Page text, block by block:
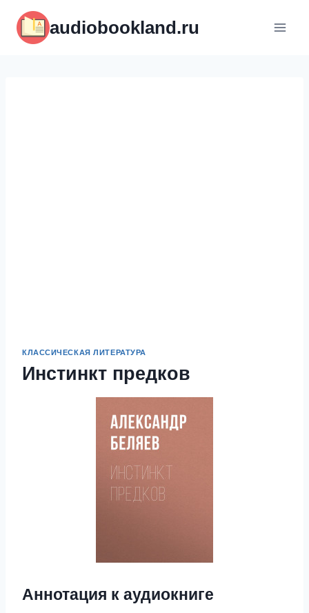
содержимому
audiobookland.ru
КЛАССИЧЕСКАЯ ЛИТЕРАТУРА
Инстинкт предков
Аннотация к аудиокниге